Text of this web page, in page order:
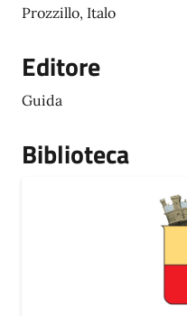
Prozzillo, Italo
Editore
Guida
Biblioteca